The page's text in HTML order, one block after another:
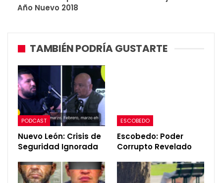
Año Nuevo 2018
TAMBIÉN PODRÍA GUSTARTE
PODCAST
Nuevo León: Crisis de
Seguridad Ignorada
ESCOBEDO
Escobedo: Poder
Corrupto Revelado